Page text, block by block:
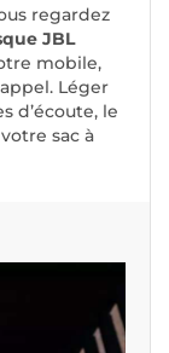
regardez
JBL
mobile,
Léger
d’écoute, le
sac à